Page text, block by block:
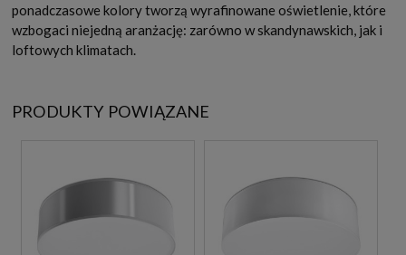
ponadczasowe kolory tworzą wyrafinowane oświetlenie, które
wzbogaci niejedną aranżację: zarówno w skandynawskich, jak i
loftowych klimatach.
PRODUKTY POWIĄZANE